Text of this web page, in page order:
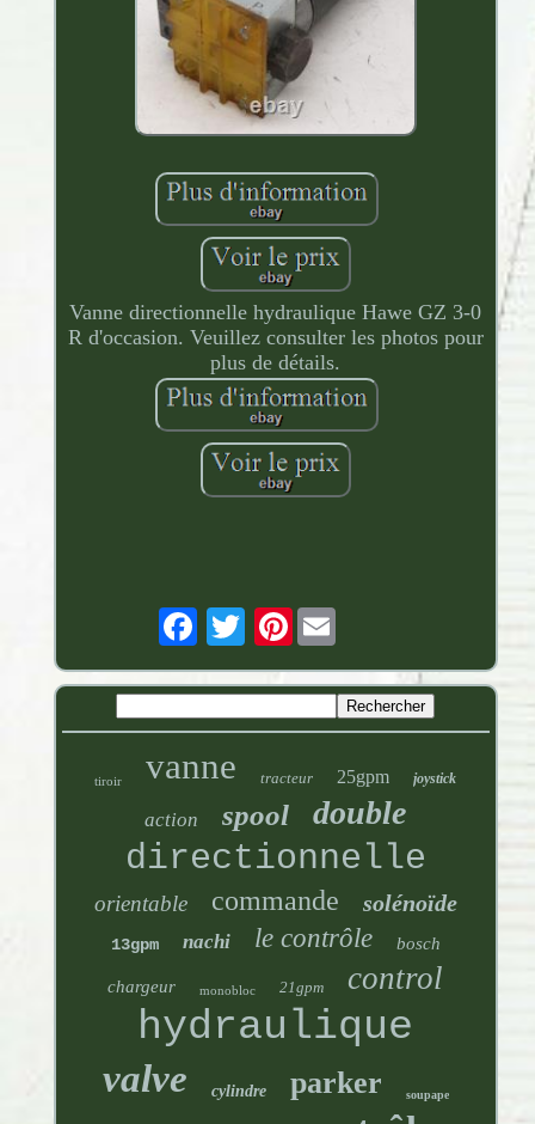
Vanne directionnelle hydraulique Hawe GZ 3-0
R d'occasion. Veuillez consulter les photos pour
plus de détails.
Pinterest
tiroir vanne tracteur 25gpm joystick
action spool double
directionnelle
orientable commande solénoïde
13gpm nachi le contrôle bosch
chargeur monobloc 21gpm control
hydraulique
valve cylindre parker soupape